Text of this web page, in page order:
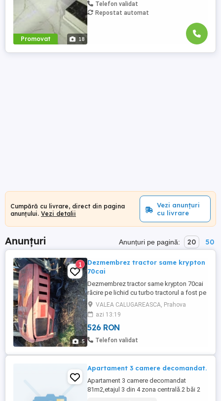
Promovat 18
Telefon validat
Repostat automat
Cumpără cu livrare, direct din pagina
anunțului. Vezi detalii
Vezi anunțuri
cu livrare
Anunțuri Anunțuri pe pagină: 20 50
5
1
Dezmembrez tractor same krypton
70cai
Dezmembrez tractor same krypton 70cai
răcire pe lichid cu turbo tractorul a fost pe
șenile.800 ore de funcționare.
VALEA CALUGAREASCA, Prahova
azi 13:19
526 RON
Telefon validat
Apartament 3 camere decomandat.
Apartament 3 camere decomandat
81m2,etajul 3 din 4 zona centrală.2 băi 2